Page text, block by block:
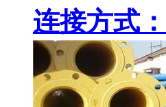
连接方式：